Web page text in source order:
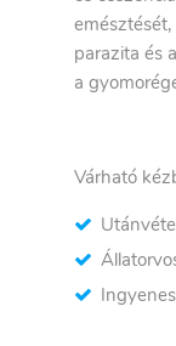
parazita és
a
Várható